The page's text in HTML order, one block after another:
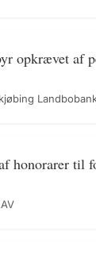
opkrævet af
honorarer til